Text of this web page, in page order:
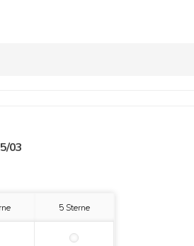
03
5 Sterne